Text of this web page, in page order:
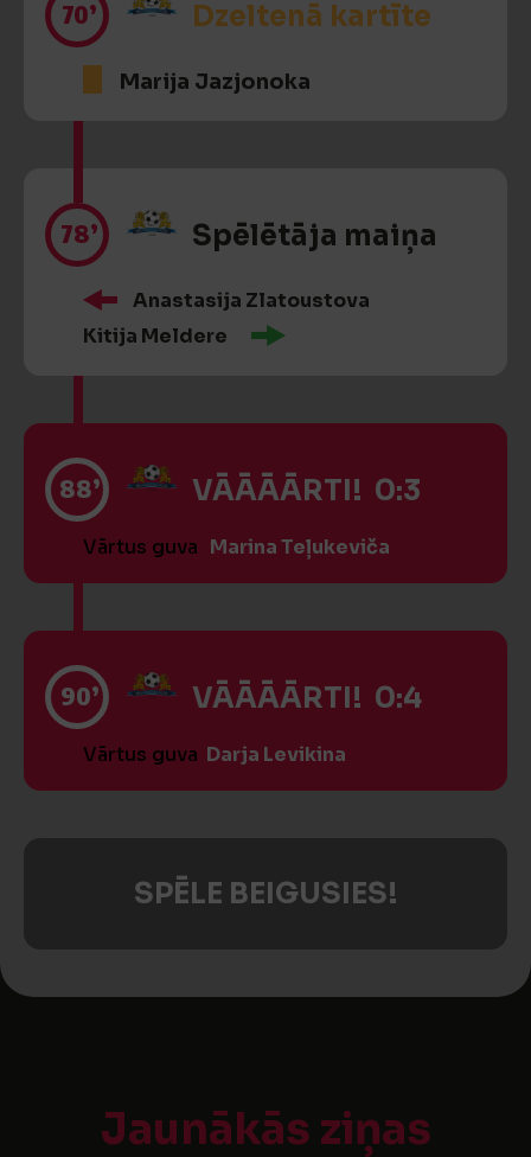
70’ Dzeltenā kartīte
Marija Jazjonoka
78’ Spēlētāja maiņa
Anastasija Zlatoustova
Kitija Meldere
88’ VĀĀĀĀRTI! 0:3
Vārtus guva Marina Teļukeviča
90’ VĀĀĀĀRTI! 0:4
Vārtus guva Darja Levikina
SPĒLE BEIGUSIES!
Jaunākās ziņas